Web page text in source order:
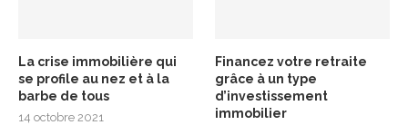
La crise immobilière qui
se profile au nez et à la
barbe de tous
14 octobre 2021
Financez votre retraite
grâce à un type
d’investissement
immobilier